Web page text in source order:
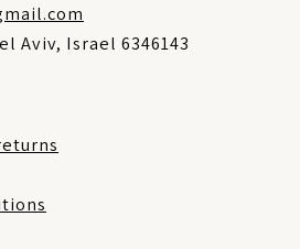
Aviv, Israel 6346143